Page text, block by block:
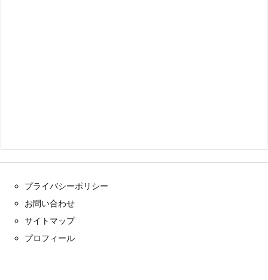
プライバシーポリシー
お問い合わせ
サイトマップ
プロフィール